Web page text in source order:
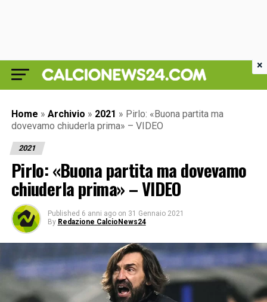
Home » Archivio » 2021 » Pirlo: «Buona partita ma
dovevamo chiuderla prima» – VIDEO
2021
Pirlo: «Buona partita ma dovevamo
chiuderla prima» – VIDEO
Published 6 anni ago on 31 Gennaio 2021
By Redazione CalcioNews24
×